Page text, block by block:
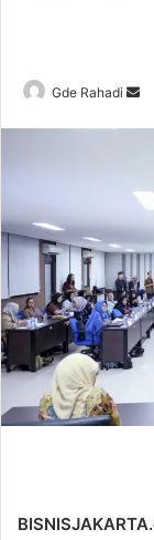
Gde Rahadi
e
m
a
i
l